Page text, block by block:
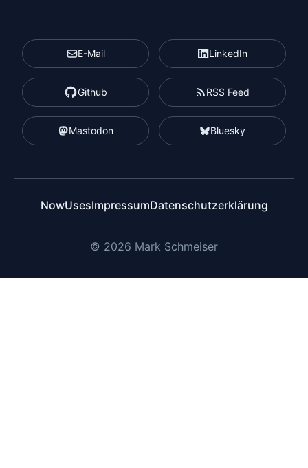
E-Mail LinkedIn
Github RSS Feed
Mastodon Bluesky
NowUsesImpressumDatenschutzerklärung
© 2026 Mark Schmeiser